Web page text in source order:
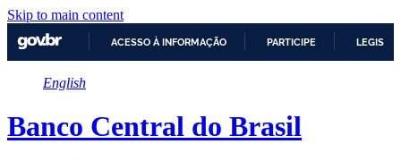
Skip to main content
CONTEÚDO
ACESSO À INFORMAÇÃO PARTICIPE
English
Banco Central do Brasil